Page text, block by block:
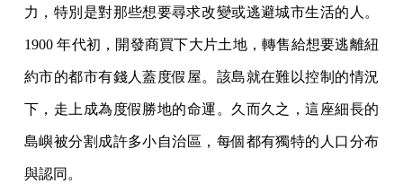
力，特別是對那些想要尋求改變或逃避城市生活的人。
1900 年代初，開發商買下大片土地，轉售給想要逃離紐
約市的都市有錢人蓋度假屋。該島就在難以控制的情況
下，走上成為度假勝地的命運。久而久之，這座細長的
島嶼被分割成許多小自治區，每個都有獨特的人口分布
與認同。